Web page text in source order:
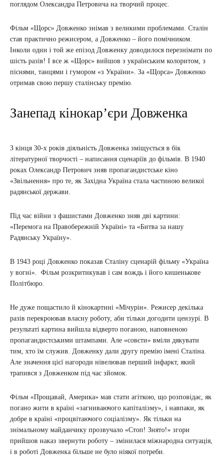
поглядом Олександра Петровича на творчий процес.
Фільм «Щорс» Довженко знімав з великими проблемами. Сталін
став практично режисером, а Довженко – його помічником.
Інколи один і той же епізод Довженку доводилося перезнімати по
шість разів! І все ж «Щорс» вийшов з українським колоритом, з
піснями, танцями і гумором «з України». За «Щорса» Довженко
отримав свою першу сталінську премію.
Занепад кінокар’єри Довженка
З кінця 30-х років діяльність Довженка зміщується в бік
літературної творчості – написання сценаріїв до фільмів. В 1940
роках Олександр Петрович зняв пропагандистське кіно
«Звільнення» про те, як Західна Україна стала частиною великої
радянської держави.
Під час війни з фашистами Довженко зняв дві картини:
«Перемога на Правобережній Україні» та «Битва за нашу
Радянську Україну».
В 1943 році Довженко показав Сталіну сценарій фільму «Україна
у вогні». Фільм розкритикував і сам вождь і його кишенькове
Політбюро.
Не дуже пощастило й кінокартині «Мічурін». Режисер декілька
разів перекроював власну роботу, аби тільки догодити цензурі. В
результаті картина вийшла відверто поганою, наповненою
пропагандистськими штампами. Але «совєти» вміли дякувати
тим, хто їм служив. Довженку дали другу премію імені Сталіна.
Але значення цієї нагороди нівелював перший інфаркт, який
трапився з Довженком під час зйомок.
Фільм «Прощавай, Америка» мав стати агіткою, що розповідає, як
погано жити в країні «загниваючого капіталізму», і навпаки, як
добре в країні «процвітаючого соціалізму». Як тільки на
знімальному майданчику прозвучало «Стоп! Знято!» згори
прийшов наказ звернути роботу – змінилася міжнародна ситуація,
і в роботі Довженка більше не було ніякої потреби.